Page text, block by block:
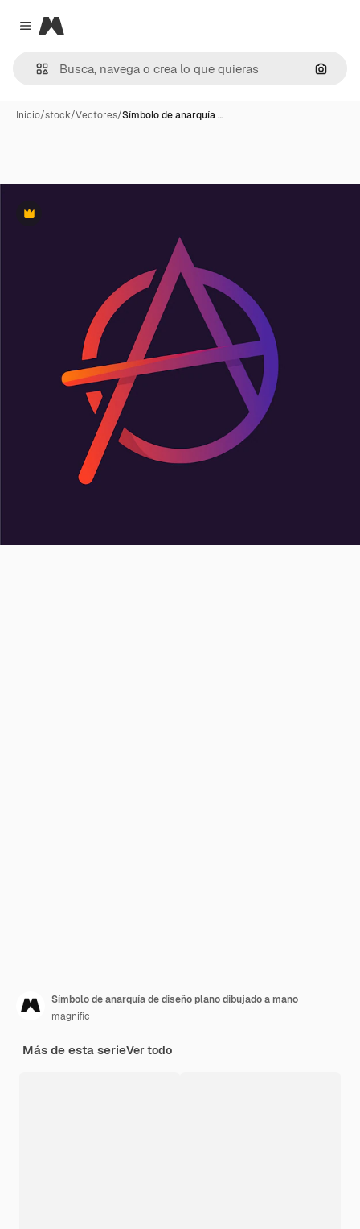
Close menu
Magnific
Inicio/stock/Vectores/Símbolo de anarquía …
Premium
Símbolo de anarquía de diseño plano dibujado a mano
magnific
Más de esta serieVer todo